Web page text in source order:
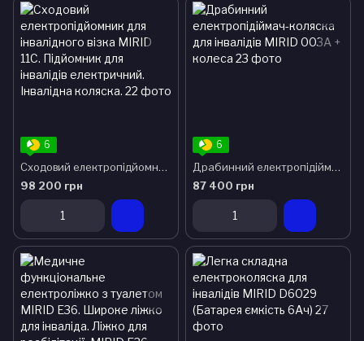
6
Сходовий електропідйомник для інвалідного візка MIRID 11С. Підйомник для інвалідів електричний. Інвалідна коляска.
98 200 грн
6
Драбинний електропідіймач-коляска для інвалідів MIRID 003A + колеса
87 400 грн